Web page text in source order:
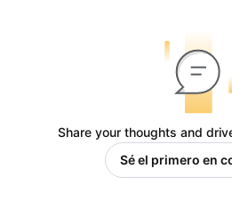
Share your thoughts and
Sé el primero en